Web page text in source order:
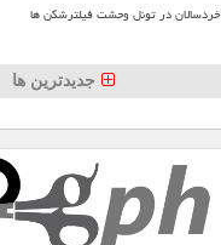
خردسالان در تونل وحشت فیلترشکن ها
جدیدترین ها